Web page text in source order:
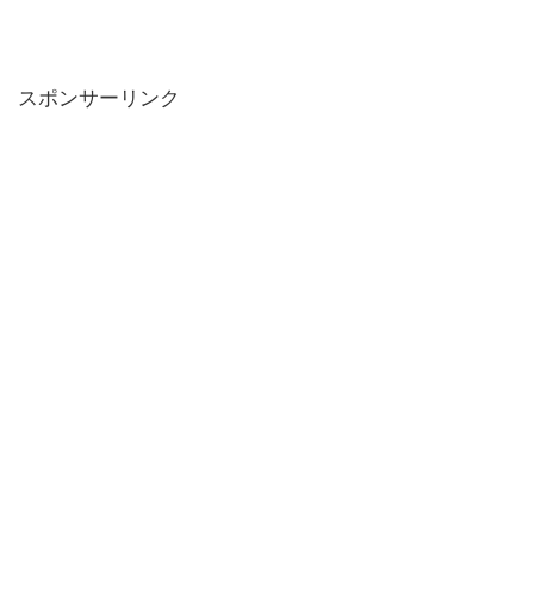
スポンサーリンク